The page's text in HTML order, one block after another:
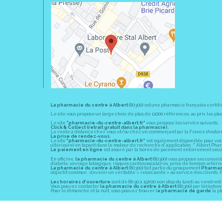
La pharmacie du centre à Albert(80300) est une pharmacie française
Le site vous propose un large choix de plus de 11000 références, au prix les
Le site "pharmacie-du-centre-albert.fr" vous propose les service suivants :
Click & Collect (retrait gratuit dans la pharmacie).
La vente à distance chez vous et/ou chez un commerçant sur la France
La prise de rendez-vous.
Le site "pharmacie-du-centre-albert.fr" est également disponible pour vos
ultérieure) en tapant dans le moteur de recherche d' application : " Albert
Le paiement en ligne est assuré par la borne de paiement entièrement
En officine, la pharmacie du centre à Albert(80300) vous propose ses
diabète, sevrage tabagique, risques cardiovasculaires, prise de tension
La pharmacie du centre à Albert(80300) fait partie du groupement
objectif commun : devenir un véritable « relais santé » au service des clients.
Les horaires d'ouverture sont de 8h30 à 19h00 non stop du lundi au
Vous pouvez contacter la pharmacie du centre à Albert(80300) par
Pour le dimanche et la nuit, vous pouvez trouver la pharmacie de garde la